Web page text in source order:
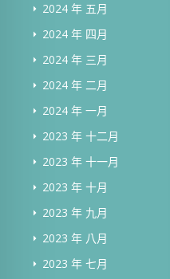
2024 年 五月
2024 年 四月
2024 年 三月
2024 年 二月
2024 年 一月
2023 年 十二月
2023 年 十一月
2023 年 十月
2023 年 九月
2023 年 八月
2023 年 七月